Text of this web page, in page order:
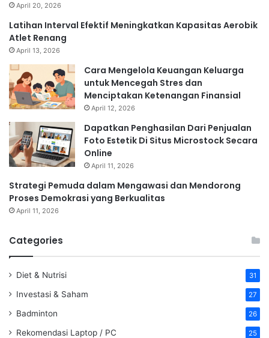
April 20, 2026
Latihan Interval Efektif Meningkatkan Kapasitas Aerobik
Atlet Renang
April 13, 2026
Cara Mengelola Keuangan Keluarga
untuk Mencegah Stres dan
Menciptakan Ketenangan Finansial
April 12, 2026
Dapatkan Penghasilan Dari Penjualan
Foto Estetik Di Situs Microstock Secara
Online
April 11, 2026
Strategi Pemuda dalam Mengawasi dan Mendorong
Proses Demokrasi yang Berkualitas
April 11, 2026
Categories
Diet & Nutrisi 31
Investasi & Saham 27
Badminton 26
Rekomendasi Laptop / PC 25